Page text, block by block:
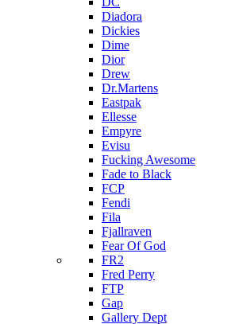
Diadora
Dickies
Dime
Dior
Drew
Dr.Martens
Eastpak
Ellesse
Empyre
Evisu
Fucking Awesome
Fade to Black
FCP
Fendi
Fila
Fjallraven
Fear Of God
FR2
Fred Perry
FTP
Gap
Gallery Dept